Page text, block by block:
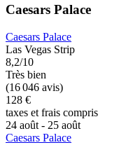
Caesars Palace
Caesars Palace
Las Vegas Strip
8,2/10
Très bien
(16 046 avis)
128 €
taxes et frais compris
24 août - 25 août
Caesars Palace